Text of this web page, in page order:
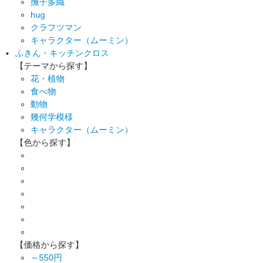
hug
クラフツマン
キャラクター（ムーミン）
ふきん・キッチンクロス
【テーマから探す】
花・植物
食べ物
動物
幾何学模様
キャラクター（ムーミン）
【色から探す】
【価格から探す】
～550円